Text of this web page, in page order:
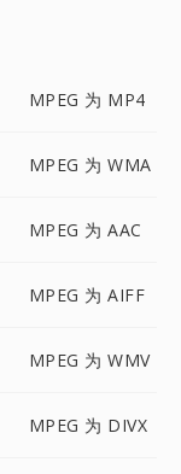
MPEG 为 MP4
MPEG 为 WMA
MPEG 为 AAC
MPEG 为 AIFF
MPEG 为 WMV
MPEG 为 DIVX